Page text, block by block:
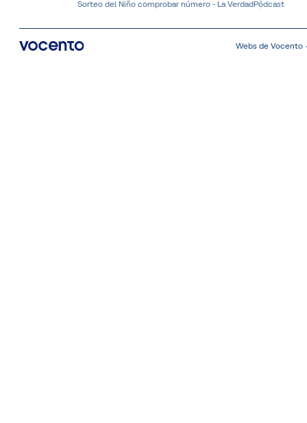
Sorteo del Niño comprobar número - La VerdadPódcast
Webs de Vocento